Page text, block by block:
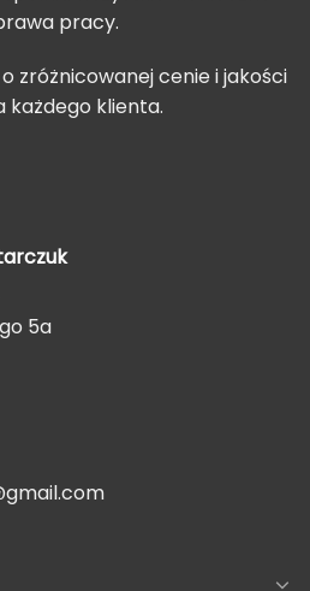
pracy.
zróżnicowanej cenie i jakości
każdego klienta.
5a